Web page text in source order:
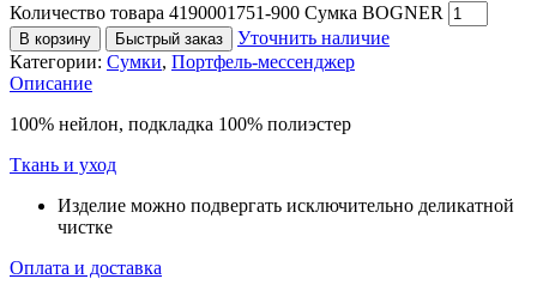
Количество товара 4190001751-900 Сумка BOGNER
В корзину Быстрый заказ
Уточнить наличие
Категории: Сумки, Портфель-мессенджер
Описание
100% нейлон, подкладка 100% полиэстер
Ткань и уход
Изделие можно подвергать исключительно деликатной
чистке
Оплата и доставка